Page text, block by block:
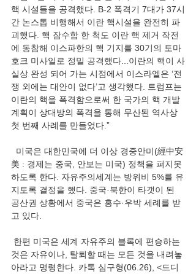
핵 시설들을 공격했다. B-2 폭격기 7대가 37시
간 논스톱 비행해서 이란 핵시설을 완전히 파
괴했다. 핵 잠수함 한 척도 이란 핵 제거 작전
에 동참해 이스파한의 핵 기지를 30기의 토마
호크 미사일로 정밀 공격했다...이란의 핵이 사
실상 완성 되어 가는 시점에서 이스라엘은 ‘전
쟁 외에는 대안이 없다’고 생각했다. 트럼프는
이란의 핵을 폭격함으로써 한 국가의 핵 개발
계획이 상대방의 폭격을 통해 무산된 역사상
첫 번째 사례를 만들었다.”
미국은 대한민국에 더 이상 경중안미(經中安
美 : 경제는 중국, 안보는 미국) 정책을 펴지못
하도록 한다. 자유주의세계는 방위비 5%를 유
지토록 결정을 했다. 중국·북한이 타갯이 된
공산권 상황에서 중국은 홍수·우박 세례를 받
고 있다.
한편 미국은 세계 자유주의 블록에 편승하는
것은 자유이나, 탈퇴할 때는 모든 것을 내려놓
아라고 명령한다. 카톡 심구형(06.26), <드디